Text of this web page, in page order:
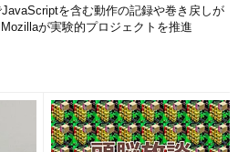
JavaScriptを含む動作の記録や巻き戻しが
が実験的プロジェクトを推進